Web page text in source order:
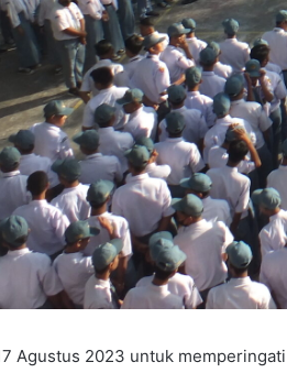
Agustus 2023 untuk